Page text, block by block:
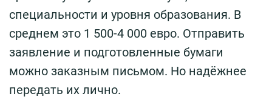
специальности и уровня образования. В
среднем это 1 500-4 000 евро. Отправить
заявление и подготовленные бумаги
можно заказным письмом. Но надёжнее
передать их лично.